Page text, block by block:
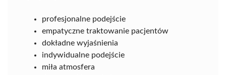
profesjonalne podejście
empatyczne traktowanie pacjentów
dokładne wyjaśnienia
indywidualne podejście
miła atmosfera